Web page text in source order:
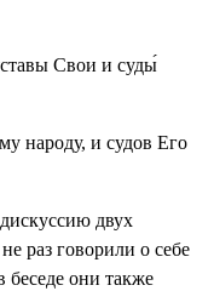
Свои и суды́
народу, и судов Его
двух
раз говорили о себе
они также